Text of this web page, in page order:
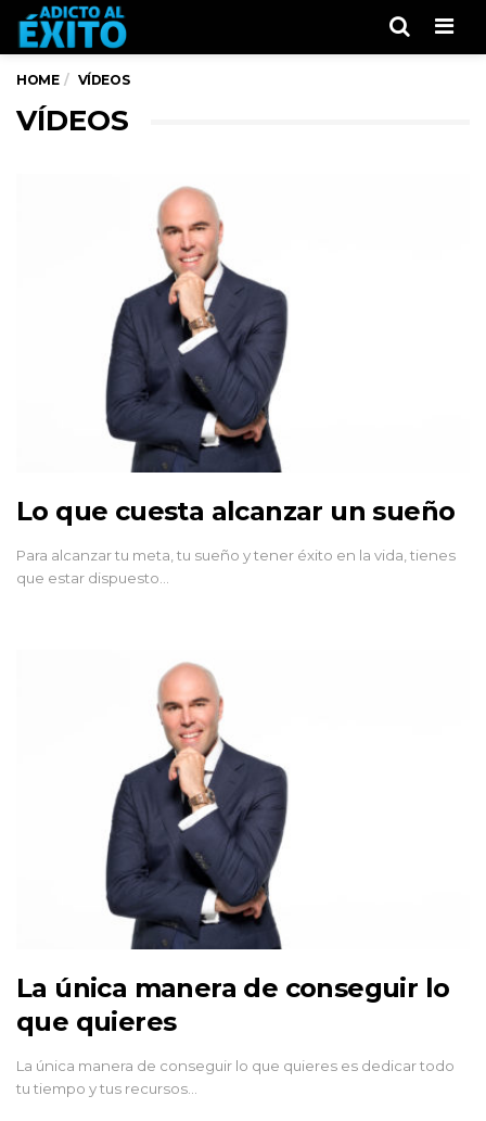
HOME VÍDEOS
VÍDEOS
Lo que cuesta alcanzar un sueño
Para alcanzar tu meta, tu sueño y tener éxito en la vida, tienes
que estar dispuesto…
La única manera de conseguir lo
que quieres
La única manera de conseguir lo que quieres es dedicar todo
tu tiempo y tus recursos…